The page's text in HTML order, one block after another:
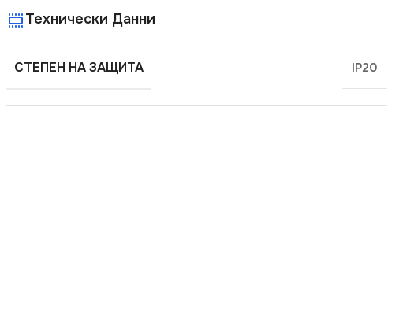
Технически Данни
СТЕПЕН НА ЗАЩИТА IP20